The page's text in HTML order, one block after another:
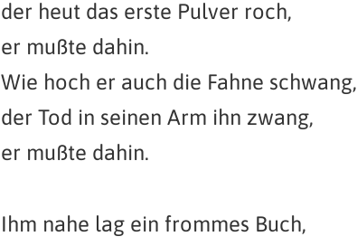
der heut das erste Pulver roch,
er mußte dahin.
Wie hoch er auch die Fahne schwang,
der Tod in seinen Arm ihn zwang,
er mußte dahin.
Ihm nahe lag ein frommes Buch,